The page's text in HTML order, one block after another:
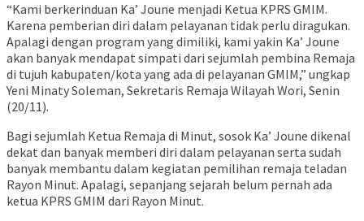
“Kami berkerinduan Ka’ Joune menjadi Ketua KPRS GMIM.
Karena pemberian diri dalam pelayanan tidak perlu diragukan.
Apalagi dengan program yang dimiliki, kami yakin Ka’ Joune
akan banyak mendapat simpati dari sejumlah pembina Remaja
di tujuh kabupaten/kota yang ada di pelayanan GMIM,” ungkap
Yeni Minaty Soleman, Sekretaris Remaja Wilayah Wori, Senin
(20/11).
Bagi sejumlah Ketua Remaja di Minut, sosok Ka’ Joune dikenal
dekat dan banyak memberi diri dalam pelayanan serta sudah
banyak membantu dalam kegiatan pemilihan remaja teladan
Rayon Minut. Apalagi, sepanjang sejarah belum pernah ada
ketua KPRS GMIM dari Rayon Minut.